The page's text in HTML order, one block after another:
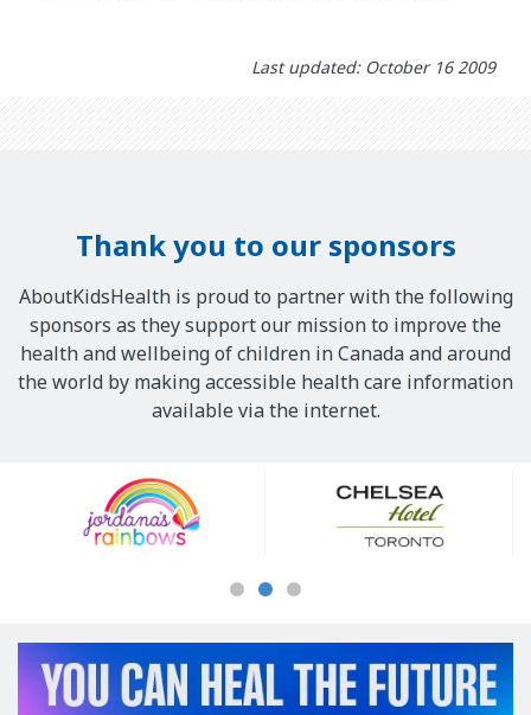
Last updated: October 16 2009
Thank you to our sponsors
AboutKidsHealth is proud to partner with the following
sponsors as they support our mission to improve the
health and wellbeing of children in Canada and around
the world by making accessible health care information
available via the internet.
Sponsors